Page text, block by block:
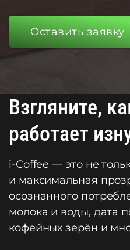
Оставить заявку
Взгляните,
работает
i-Coffee — это не
и максимальная
осознанного
молока и воды, дата
кофейных зерён и